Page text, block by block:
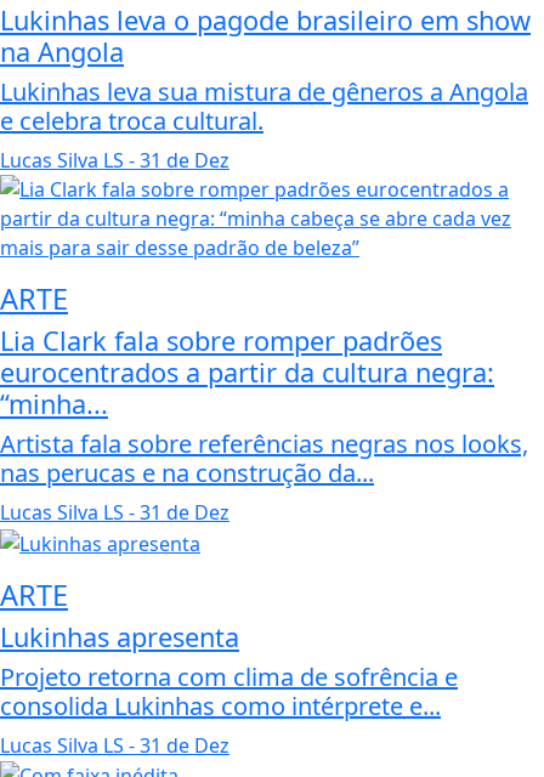
Lukinhas leva o pagode brasileiro em show
na Angola
Lukinhas leva sua mistura de gêneros a Angola
e celebra troca cultural.
Lucas Silva LS - 31 de Dez
ARTE
Lia Clark fala sobre romper padrões
eurocentrados a partir da cultura negra:
“minha...
Artista fala sobre referências negras nos looks,
nas perucas e na construção da...
Lucas Silva LS - 31 de Dez
ARTE
Lukinhas apresenta
Projeto retorna com clima de sofrência e
consolida Lukinhas como intérprete e...
Lucas Silva LS - 31 de Dez